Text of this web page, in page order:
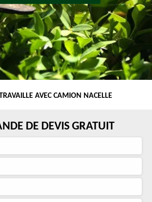
AVEC CAMION NACELLE
DE DEVIS GRATUIT